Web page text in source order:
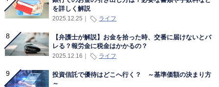
を詳しく解説
2025.12.25 ライフ
【弁護士が解説】お金を拾った時、交番に届けないとバ
レる？報労金に税金はかかるの？
2025.12.16 ライフ
投資信託で優待はどこへ行く？ ～基準価額の決まり方
～